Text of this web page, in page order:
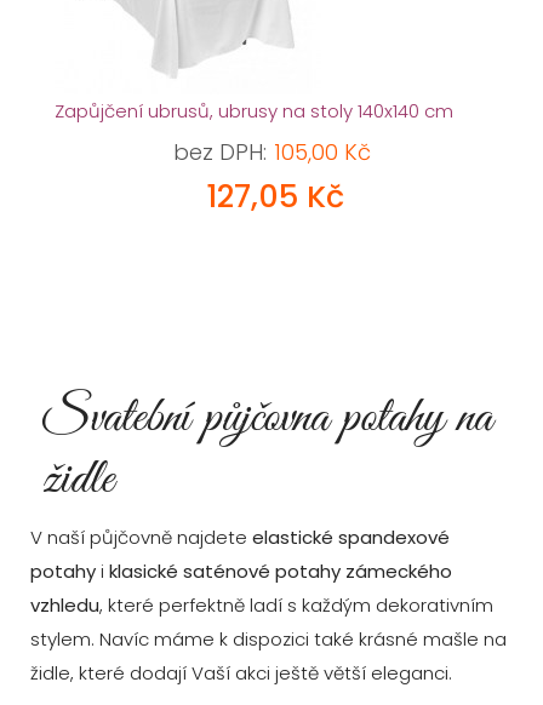
Zapůjčení ubrusů, ubrusy na stoly 140x140 cm
bez DPH: 105,00 Kč
127,05 Kč
Svatební půjčovna potahy na
židle
V naší půjčovně najdete elastické spandexové
potahyi klasické saténové potahy zámeckého
vzhledu, které perfektně ladí s každým dekorativním
stylem. Navíc máme k dispozici také krásné mašle na
židle, které dodají Vaší akci ještě větší eleganci.